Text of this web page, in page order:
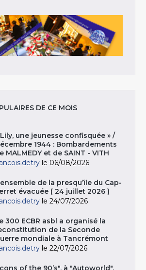
DE CE MOIS
une jeunesse confisquée » /
1944 : Bombardements
MALMEDY et de SAINT - VITH
le 06/08/2026
de la presqu’île du Cap-
évacuée ( 24 juillet 2026 )
le 24/07/2026
300 ECBR asbl a organisé la
de la Seconde
mondiale à Tancrémont
le 22/07/2026
of the 90’s", à "Autoworld",